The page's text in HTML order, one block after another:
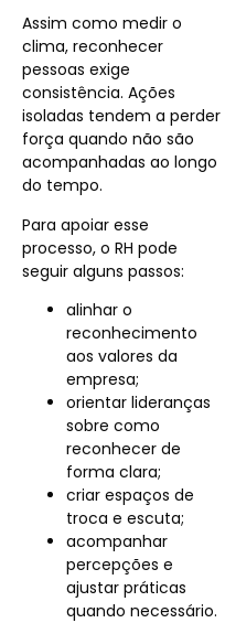
Assim como medir o
clima, reconhecer
pessoas exige
consistência. Ações
isoladas tendem a perder
força quando não são
acompanhadas ao longo
do tempo.
Para apoiar esse
processo, o RH pode
seguir alguns passos:
alinhar o
reconhecimento
aos valores da
empresa;
orientar lideranças
sobre como
reconhecer de
forma clara;
criar espaços de
troca e escuta;
acompanhar
percepções e
ajustar práticas
quando necessário.